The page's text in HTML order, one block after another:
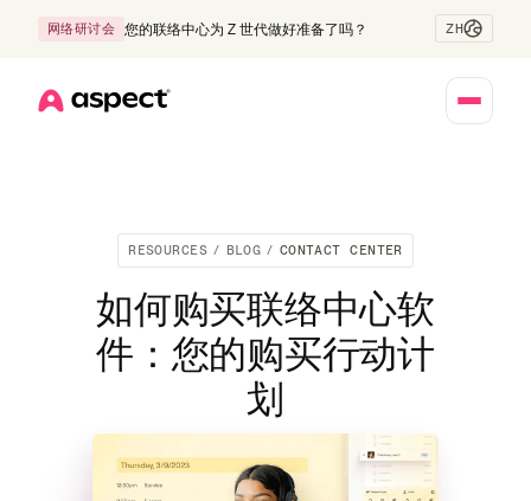
网络研讨会 您的联络中心为 Z 世代做好准备了吗？ ZH
RESOURCES / BLOG / CONTACT CENTER
如何购买联络中心软
件：您的购买行动计
划